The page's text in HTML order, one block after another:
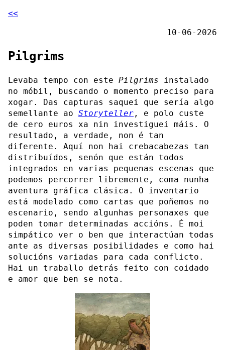
<<
10-06-2026
Pilgrims
Levaba tempo con este Pilgrims instalado
no móbil, buscando o momento preciso para
xogar. Das capturas saquei que sería algo
semellante ao Storyteller , e polo custe
de cero euros xa nin investiguei máis. O
resultado, a verdade, non é tan
diferente. Aquí non hai crebacabezas tan
distribuídos, senón que están todos
integrados en varias pequenas escenas que
podemos percorrer libremente, coma nunha
aventura gráfica clásica. O inventario
está modelado como cartas que poñemos no
escenario, sendo algunhas personaxes que
poden tomar determinadas accións. É moi
simpático ver o ben que interactúan todas
ante as diversas posibilidades e como hai
solucións variadas para cada conflicto.
Hai un traballo detrás feito con coidado
e amor que ben se nota.